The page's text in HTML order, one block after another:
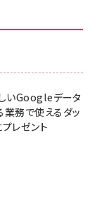
いGoogleデータ
務で使えるダッ
レゼント